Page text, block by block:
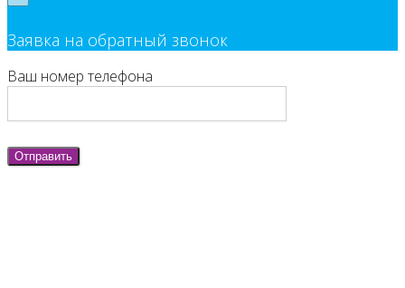
Заявка на обратный звонок
Ваш номер телефона
Отправить